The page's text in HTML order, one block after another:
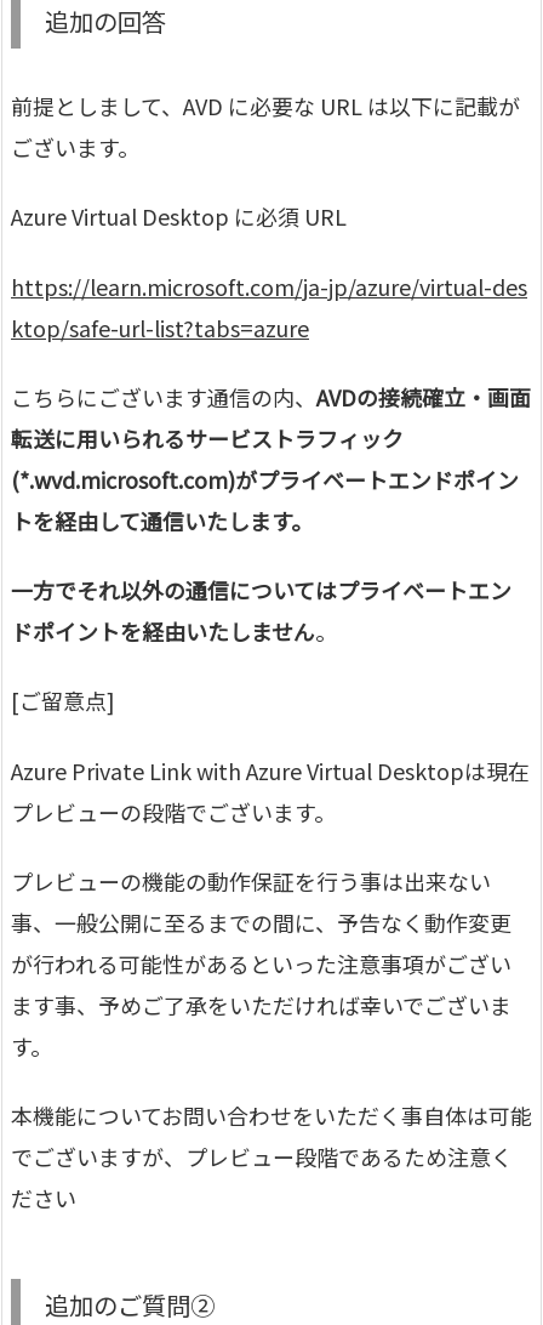
追加の回答
前提としまして、AVD に必要な URL は以下に記載が
ございます。
Azure Virtual Desktop に必須 URL
https://learn.microsoft.com/ja-jp/azure/virtual-des
ktop/safe-url-list?tabs=azure
こちらにございます通信の内、 AVDの接続確立・画面
転送に用いられるサービストラフィック
(*.wvd.microsoft.com)がプライベートエンドポイン
トを経由して通信いたします。
一方でそれ以外の通信についてはプライベートエン
ドポイントを経由いたしません。
[ご留意点]
Azure Private Link with Azure Virtual Desktopは現在
プレビューの段階でございます。
プレビューの機能の動作保証を行う事は出来ない
事、一般公開に至るまでの間に、予告なく動作変更
が行われる可能性があるといった注意事項がござい
ます事、予めご了承をいただければ幸いでございま
す。
本機能についてお問い合わせをいただく事自体は可能
でございますが、プレビュー段階であるため注意く
ださい
追加のご質問②